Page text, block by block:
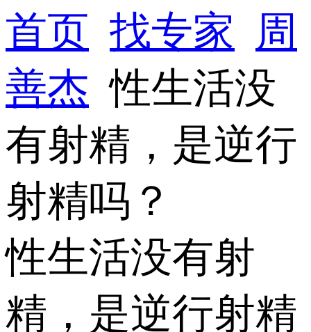
首页 找专家
周
善杰 性生活没
有射精，是逆行
射精吗？
性生活没有射
精，是逆行射精